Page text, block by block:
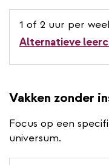
1 of 2 uur per
Alternatieve
Vakken zonder
Focus op een
universum.